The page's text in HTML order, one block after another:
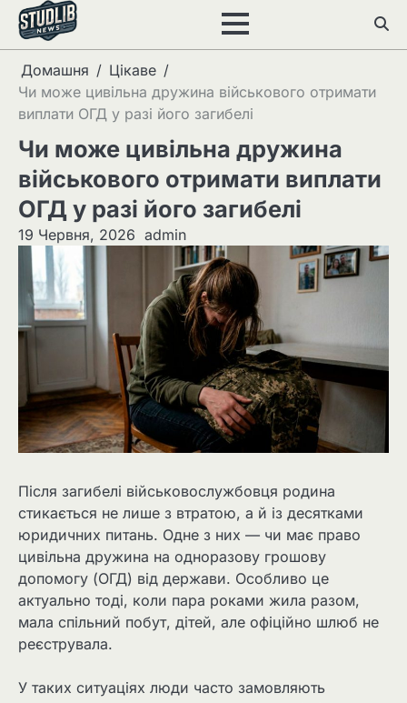
Перейти
вмісту
Домашня
Цікаве
Чи може цивільна дружина військового отримати
виплати ОГД у разі його загибелі
Чи може цивільна дружина
військового отримати виплати
ОГД у разі його загибелі
19 Червня, 2026 admin
Після загибелі військовослужбовця родина
стикається не лише з втратою, а й із десятками
юридичних питань. Одне з них — чи має право
цивільна дружина на одноразову грошову
допомогу (ОГД) від держави. Особливо це
актуально тоді, коли пара роками жила разом,
мала спільний побут, дітей, але офіційно шлюб не
реєструвала.
У таких ситуаціях люди часто замовляють